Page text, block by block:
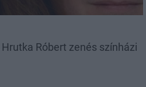
Róbert zenés színházi